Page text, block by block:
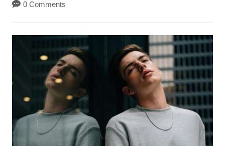
0 Comments